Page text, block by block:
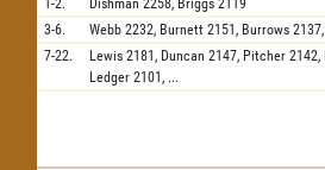
1-2. Dishman 2258, Briggs 2119
3-6.
Webb 2232, Burnett 2151, Burrows 2137,
7-22.
Lewis 2181, Duncan 2147, Pitcher 2142,
Ledger 2101, ...